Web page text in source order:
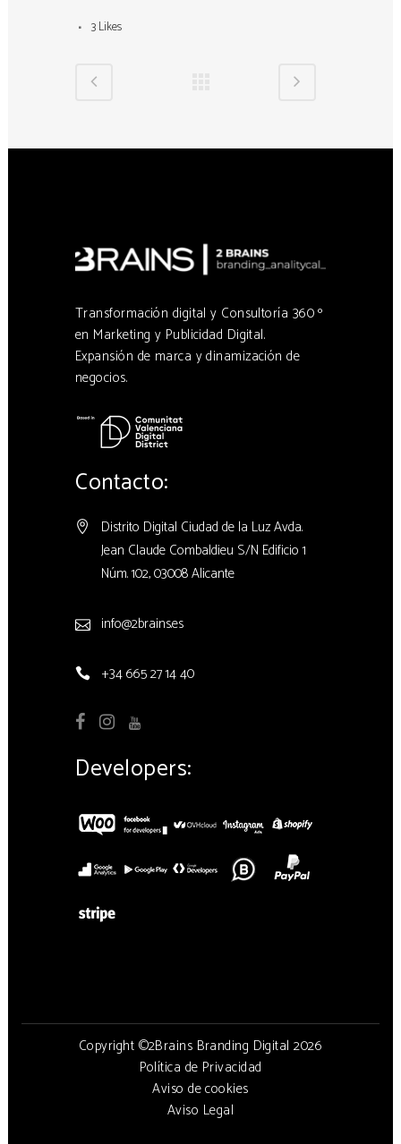
3Likes
Transformación digital y Consultoría 360 º
en Marketing y Publicidad Digital.
Expansión de marca y dinamización de
negocios.
Contacto:
Distrito Digital Ciudad de la Luz Avda.
Jean Claude Combaldieu S/N Edificio 1
Núm. 102, 03008 Alicante
info@2brains.es
+34 665 27 14 40
Developers:
Copyright ©2Brains Branding Digital 2026
Política de Privacidad
Aviso de cookies
Aviso Legal